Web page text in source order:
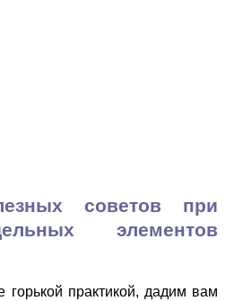
советов при
элементов
горькой практикой, дадим вам